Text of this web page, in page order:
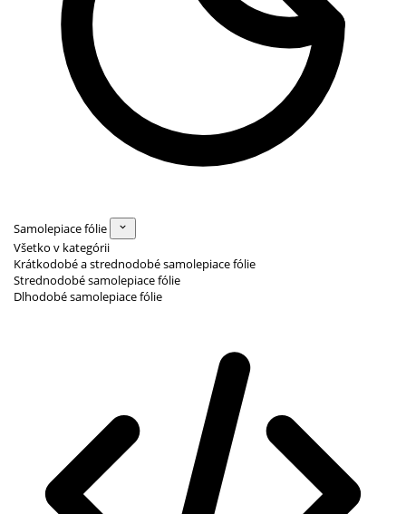
Samolepiace fólie
Všetko v kategórii
Krátkodobé a strednodobé samolepiace fólie
Strednodobé samolepiace fólie
Dlhodobé samolepiace fólie